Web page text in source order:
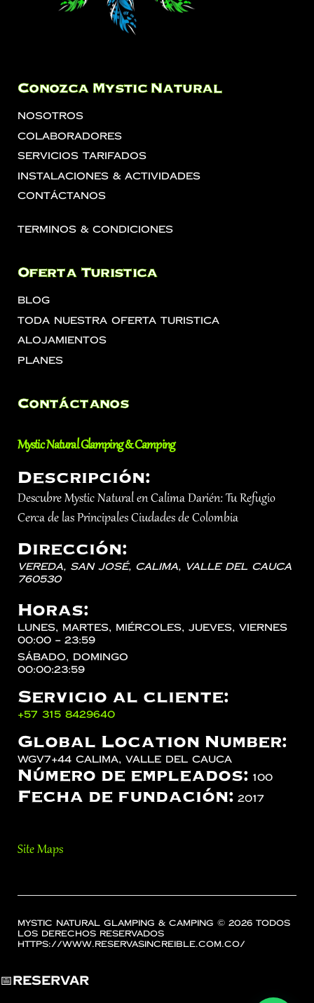
Conozca Mystic Natural
Nosotros
Colaboradores
Servicios Tarifados
Instalaciones & Actividades
Contáctanos
Terminos & Condiciones
Oferta Turistica
Blog
Toda Nuestra Oferta Turistica
Alojamientos
Planes
Contáctanos
Mystic Natural Glamping & Camping
Descripción:
Descubre Mystic Natural en Calima Darién: Tu Refugio
Cerca de las Principales Ciudades de Colombia
Dirección:
Vereda, San José, Calima, Valle del Cauca
760530
Horas:
lunes, martes, miércoles, jueves, viernes
00:00 – 23:59
sábado, domingo
00:00:23:59
Servicio al cliente:
‪+57 315 8429640‬
Global Location Number:
WGV7+44 Calima, Valle del Cauca
Número de empleados: 100
Fecha de fundación: 2017
Site Maps
Mystic Natural Glamping & Camping © 2026 Todos
los Derechos Reservados
https://www.reservasincreible.com.co/
📅Reservar